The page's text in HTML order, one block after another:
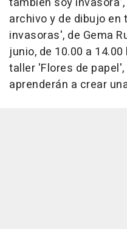
archivo y de dibujo en
invasoras', de Gema
junio, de 10.00 a
taller 'Flores de
aprenderán a crear